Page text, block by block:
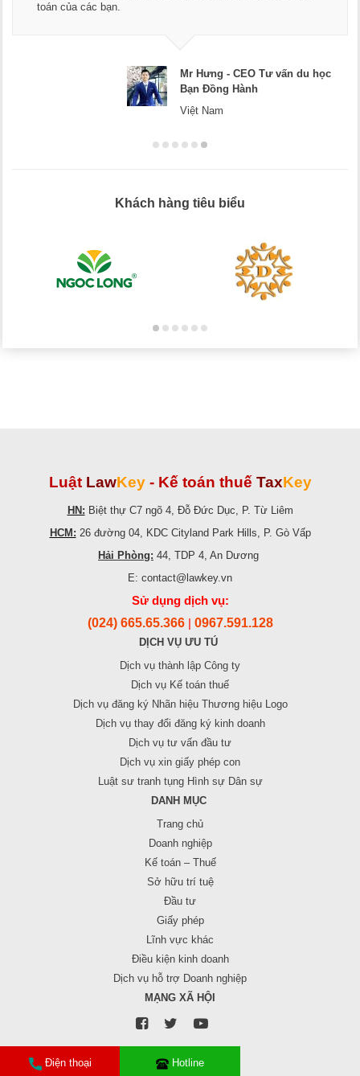
toán của các bạn.
Mr Hưng - CEO Tư vấn du học
Bạn Đồng Hành
Việt Nam
Khách hàng tiêu biểu
Điện thoại Hotline
Luật LawKey - Kế toán thuế TaxKey
HN: Biệt thự C7 ngõ 4, Đỗ Đức Dục, P. Từ Liêm
HCM: 26 đường 04, KDC Cityland Park Hills, P. Gò Vấp
Hải Phòng: 44, TDP 4, An Dương
E: contact@lawkey.vn
Sử dụng dịch vụ:
(024) 665.65.366 0967.591.128
DỊCH VỤ ƯU TÚ
Dịch vụ thành lập Công ty
Dịch vụ Kế toán thuế
Dịch vụ đăng ký Nhãn hiệu Thương hiệu Logo
Dịch vụ thay đổi đăng ký kinh doanh
Dịch vụ tư vấn đầu tư
Dịch vụ xin giấy phép con
Luật sư tranh tụng Hình sự Dân sự
DANH MỤC
Trang chủ
Doanh nghiệp
Kế toán – Thuế
Sở hữu trí tuệ
Đầu tư
Giấy phép
Lĩnh vực khác
Điều kiện kinh doanh
Dịch vụ hỗ trợ Doanh nghiệp
MẠNG XÃ HỘI